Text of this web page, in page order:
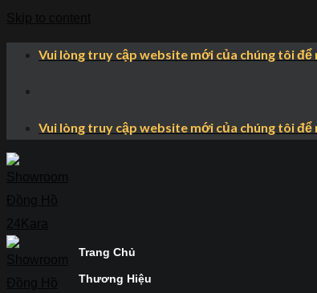
Vui lòng truy cập website mới của chúng tôi
Vui lòng truy cập website mới của chúng tôi
Trang Chủ
Thương Hiệu